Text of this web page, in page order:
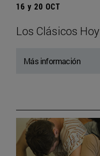
16 y 20 OCT
Los Clásicos Hoy
Más información